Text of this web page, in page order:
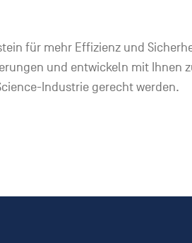
für mehr Effizienz und
und entwickeln mit Ihnen
Industrie gerecht werden.